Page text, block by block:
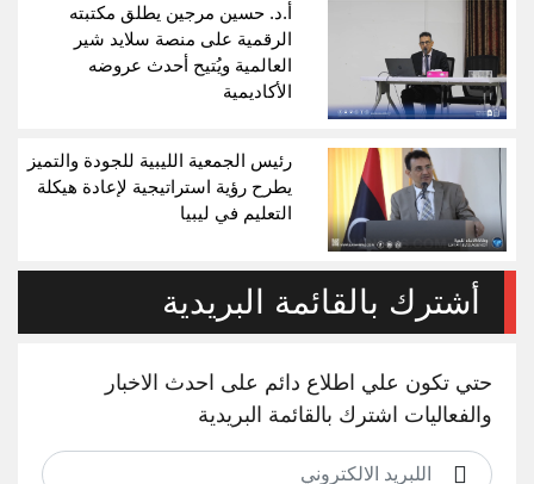
أ.د. حسين مرجين يطلق مكتبته
الرقمية على منصة سلايد شير
العالمية ويُتيح أحدث عروضه
الأكاديمية
رئيس الجمعية الليبية للجودة والتميز
يطرح رؤية استراتيجية لإعادة هيكلة
التعليم في ليبيا
أشترك بالقائمة البريدية
حتي تكون علي اطلاع دائم على احدث الاخبار
والفعاليات اشترك بالقائمة البريدية